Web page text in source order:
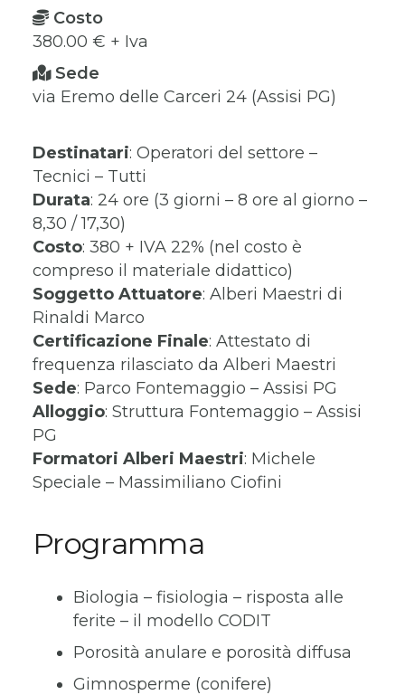
Destinatari: Operatori del settore –
Tecnici – Tutti
Durata: 24 ore (3 giorni – 8 ore al giorno –
8,30 / 17,30)
Costo: 380 + IVA 22% (nel costo è
compreso il materiale didattico)
Soggetto Attuatore: Alberi Maestri di
Rinaldi Marco
Certificazione Finale: Attestato di
frequenza rilasciato da Alberi Maestri
Sede: Parco Fontemaggio – Assisi PG
Alloggio: Struttura Fontemaggio – Assisi
PG
Formatori Alberi Maestri: Michele
Speciale – Massimiliano Ciofini
Programma
Biologia – fisiologia – risposta alle
ferite – il modello CODIT
Porosità anulare e porosità diffusa
Gimnosperme (conifere)
Costo
380.00 € + Iva
Sede
via Eremo delle Carceri 24 (Assisi PG)